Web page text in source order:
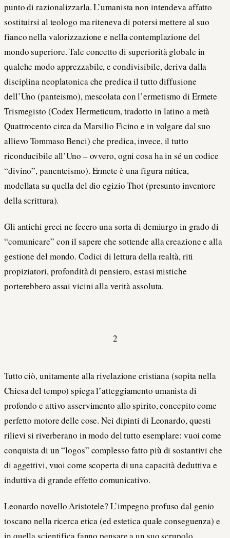
punto di razionalizzarla. L’umanista non intendeva affatto
sostituirsi al teologo ma riteneva di potersi mettere al suo
fianco nella valorizzazione e nella contemplazione del
mondo superiore. Tale concetto di superiorità globale in
qualche modo apprezzabile, e condivisibile, deriva dalla
disciplina neoplatonica che predica il tutto diffusione
dell’Uno (panteismo), mescolata con l’ermetismo di Ermete
Trismegisto (Codex Hermeticum, tradotto in latino a metà
Quattrocento circa da Marsilio Ficino e in volgare dal suo
allievo Tommaso Benci) che predica, invece, il tutto
riconducibile all’Uno – ovvero, ogni cosa ha in sé un codice
“divino”, panenteismo). Ermete è una figura mitica,
modellata su quella del dio egizio Thot (presunto inventore
della scrittura).
Gli antichi greci ne fecero una sorta di demiurgo in grado di
“comunicare” con il sapere che sottende alla creazione e alla
gestione del mondo. Codici di lettura della realtà, riti
propiziatori, profondità di pensiero, estasi mistiche
porterebbero assai vicini alla verità assoluta.
2
Tutto ciò, unitamente alla rivelazione cristiana (sopita nella
Chiesa del tempo) spiega l’atteggiamento umanista di
profondo e attivo asservimento allo spirito, concepito come
perfetto motore delle cose. Nei dipinti di Leonardo, questi
rilievi si riverberano in modo del tutto esemplare: vuoi come
conquista di un “logos” complesso fatto più di sostantivi che
di aggettivi, vuoi come scoperta di una capacità deduttiva e
induttiva di grande effetto comunicativo.
Leonardo novello Aristotele? L’impegno profuso dal genio
toscano nella ricerca etica (ed estetica quale conseguenza) e